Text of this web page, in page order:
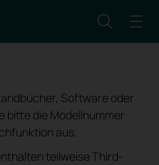
Software oder
bitte die Modellnummer
aus.
teilweise Third-